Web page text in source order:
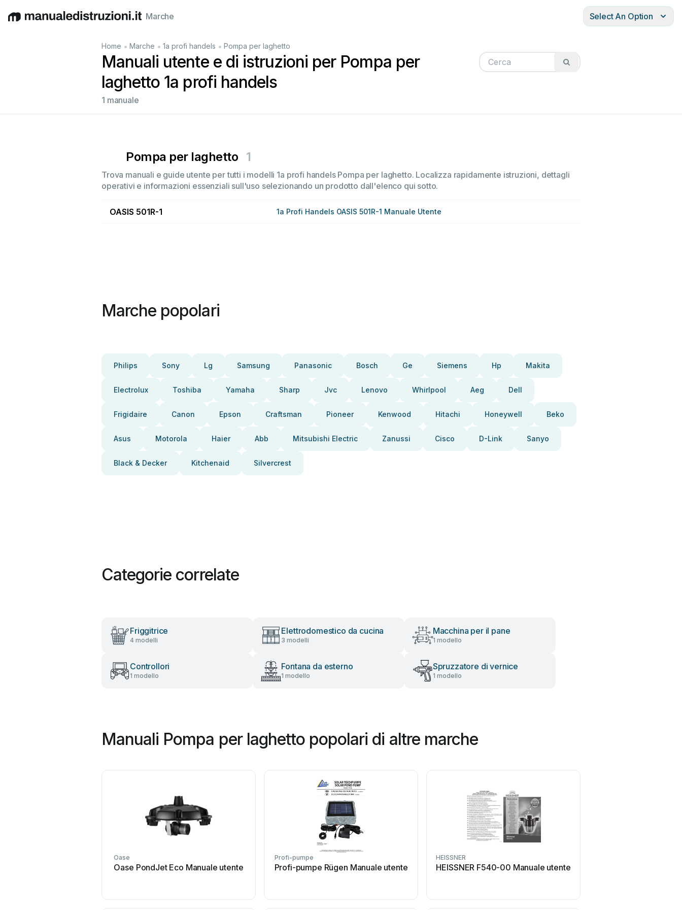
EnglishDeutschEspañol Italiano Français
Marche Select An Option
Home • Marche • 1a profi handels • Pompa per laghetto
Manuali utente e di istruzioni per Pompa per
laghetto 1a profi handels
1 manuale
Pompa per laghetto 1
Trova manuali e guide utente per tutti i modelli 1a profi handels Pompa per laghetto. Localizza rapidamente istruzioni, dettagli
operativi e informazioni essenziali sull'uso selezionando un prodotto dall'elenco qui sotto.
OASIS 501R-1 1a Profi Handels OASIS 501R-1 Manuale Utente
Marche popolari
Philips Sony Lg Samsung Panasonic Bosch Ge Siemens Hp Makita
Electrolux Toshiba Yamaha Sharp Jvc Lenovo Whirlpool Aeg Dell
Frigidaire Canon Epson Craftsman Pioneer Kenwood Hitachi Honeywell Beko
Asus Motorola Haier Abb Mitsubishi Electric Zanussi Cisco D-Link Sanyo
Black & Decker Kitchenaid Silvercrest
Categorie correlate
Friggitrice
4 modelli
Elettrodomestico da cucina
3 modelli
Macchina per il pane
1 modello
Controllori
1 modello
Fontana da esterno
1 modello
Spruzzatore di vernice
1 modello
Manuali Pompa per laghetto popolari di altre marche
Oase
Oase PondJet Eco Manuale utente
Profi-pumpe
Profi-pumpe Rügen Manuale utente
HEISSNER
HEISSNER F540-00 Manuale utente